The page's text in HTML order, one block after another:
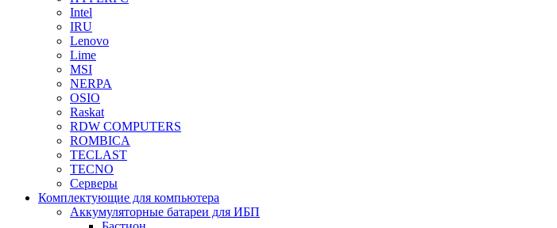
Intel
IRU
Lenovo
Lime
MSI
NERPA
OSIO
Raskat
RDW COMPUTERS
ROMBICA
TECLAST
TECNO
Серверы
Комплектующие для компьютера
Аккумуляторные батареи для ИБП